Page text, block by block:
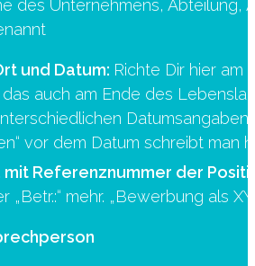
des Unternehmens, Abteilung,
und Datum: Richte Dir hier am
auch am Ende des
vor dem Datum schreibt man
mit Referenznummer der
„Betr.:“ mehr. „Bewerbung als